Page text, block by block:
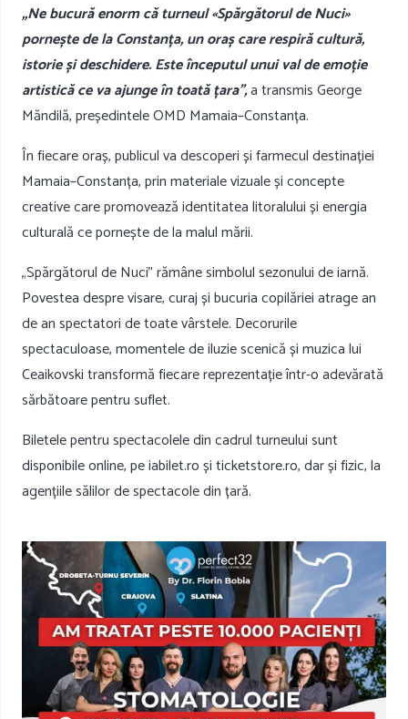
„Ne bucură enorm că turneul «Spărgătorul de Nuci»
pornește de la Constanța, un oraș care respiră cultură,
istorie și deschidere. Este începutul unui val de emoție
artistică ce va ajunge în toată țara”,a transmis George
Măndilă, președintele OMD Mamaia–Constanța.
În fiecare oraș, publicul va descoperi și farmecul destinației
Mamaia–Constanța, prin materiale vizuale și concepte
creative care promovează identitatea litoralului și energia
culturală ce pornește de la malul mării.
„Spărgătorul de Nuci” rămâne simbolul sezonului de iarnă.
Povestea despre visare, curaj și bucuria copilăriei atrage an
de an spectatori de toate vârstele. Decorurile
spectaculoase, momentele de iluzie scenică și muzica lui
Ceaikovski transformă fiecare reprezentație într-o adevărată
sărbătoare pentru suflet.
Biletele pentru spectacolele din cadrul turneului sunt
disponibile online, pe iabilet.ro și ticketstore.ro, dar și fizic, la
agențiile sălilor de spectacole din țară.